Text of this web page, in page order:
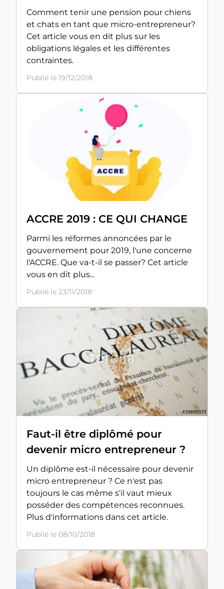
Comment tenir une pension pour chiens
et chats en tant que micro-entrepreneur?
Cet article vous en dit plus sur les
obligations légales et les différentes
contraintes.
Publié le 19/12/2018
ACCRE 2019 : CE QUI CHANGE
Parmi les réformes annoncées par le
gouvernement pour 2019, l'une concerne
l'ACCRE. Que va-t-il se passer? Cet article
vous en dit plus...
Publié le 23/11/2018
Faut-il être diplômé pour
devenir micro entrepreneur ?
Un diplôme est-il nécessaire pour devenir
micro entrepreneur ? Ce n'est pas
toujours le cas même s'il vaut mieux
posséder des compétences reconnues.
Plus d'informations dans cet article.
Publié le 08/10/2018